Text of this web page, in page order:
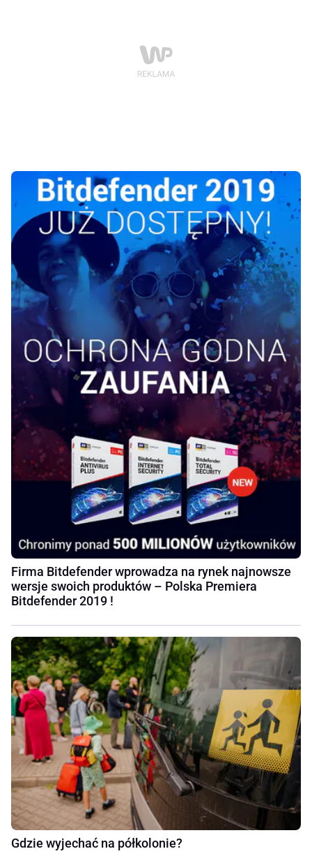
Firma Bitdefender wprowadza na rynek najnowsze
wersje swoich produktów – Polska Premiera
Bitdefender 2019 !
Gdzie wyjechać na półkolonie?